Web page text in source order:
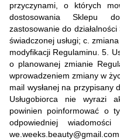
przyczynami, o których
dostosowania Sklepu
zastosowanie do
świadczonej usługi; c.
modyfikacji Regulaminu. 5.
o planowanej zmianie
wprowadzeniem zmiany w
mail wysłanej na przypisany
Usługobiorca nie wyrazi
powinien poinformować o
odpowiedniej